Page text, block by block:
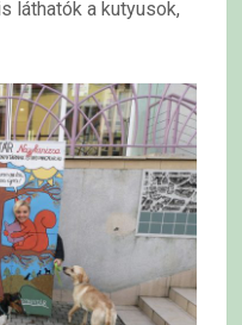
láthatók a kutyusok,